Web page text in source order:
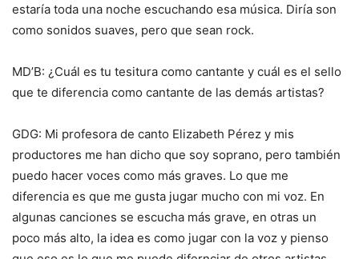
estaría toda una noche escuchando esa música. Diría son
como sonidos suaves, pero que sean rock.
MD’B: ¿Cuál es tu tesitura como cantante y cuál es el sello
que te diferencia como cantante de las demás artistas?
GDG: Mi profesora de canto Elizabeth Pérez y mis
productores me han dicho que soy soprano, pero también
puedo hacer voces como más graves. Lo que me
diferencia es que me gusta jugar mucho con mi voz. En
algunas canciones se escucha más grave, en otras un
poco más alto, la idea es como jugar con la voz y pienso